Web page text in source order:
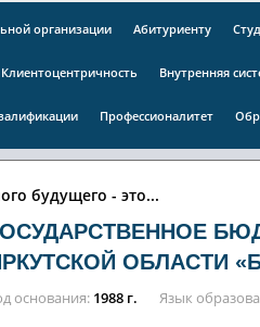
организации Абитуриенту
Клиентоцентричность Внутренняя
Профессионалитет
будущего - это...
ОБЛАСТИ
основания 1988 г. Язык